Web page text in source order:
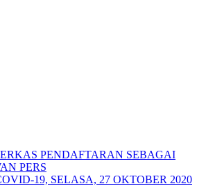
PENDAFTARAN SEBAGAI
PERS
19, SELASA, 27 OKTOBER 2020